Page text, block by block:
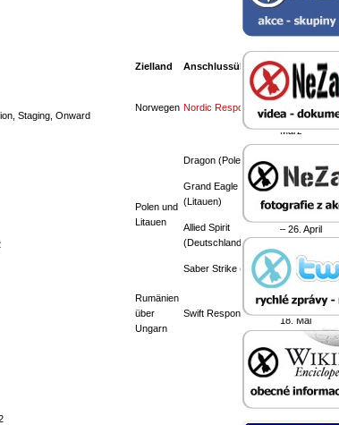
Zielland Anschlussübungen Zeitraum
Staging, Onward
Norwegen Nordic Response
21.
Februar
– 15.
März
Polen und
Litauen
Dragon (Polen)
Grand Eagle
(Litauen)
Allied Spirit
(Deutschland)
Saber Strike ( Polen)
Februar
– 26. April
Rumänien
über
Ungarn
Swift Response
26. April –
18. Mai